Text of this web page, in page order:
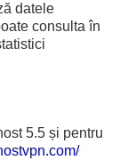
datele
consulta în
5.5 și pentru